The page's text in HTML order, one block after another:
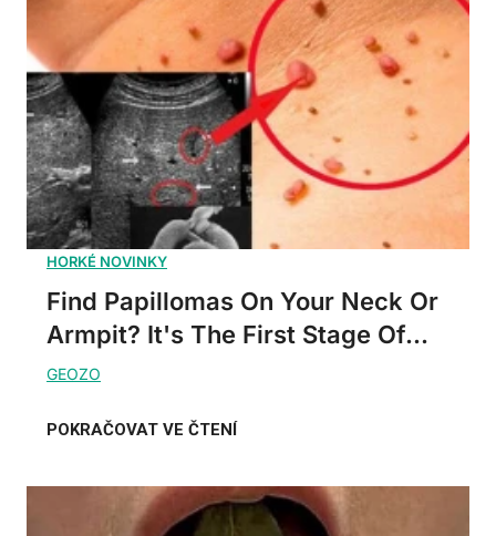
Find Papillomas On Your Neck Or
Armpit? It's The First Stage Of...